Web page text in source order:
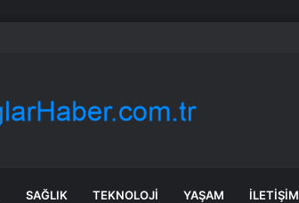
tarihi rekor: 24 saatten fazla havada kaldılar
SAĞLIK TEKNOLOJI YAŞAM İLETIŞIM